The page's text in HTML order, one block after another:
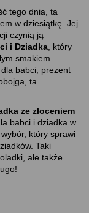
tego dnia, ta
w dziesiątkę. Jej
czynią ją
i Dziadka , który
smakiem.
babci, prezent
ta
ze złoceniem
babci i dziadka w
który sprawi
Taki
ale także